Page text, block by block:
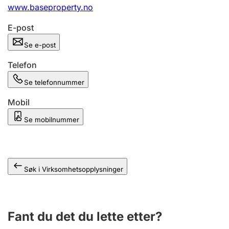
Andre tema
www.baseproperty.no
E-post
Se e-post
Telefon
Se telefonnummer
Mobil
Se mobilnummer
Søk i Virksomhetsopplysninger
Fant du det du lette etter?